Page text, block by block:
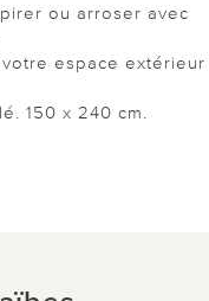
ou arroser avec
espace extérieur
150 x 240 cm.